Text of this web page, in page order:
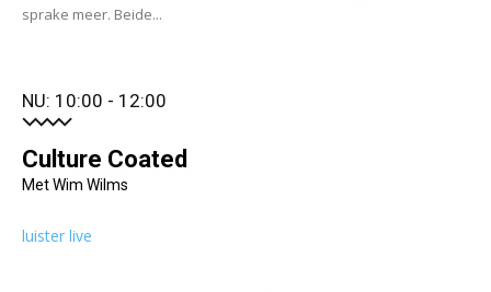
sprake meer. Beide...
NU: 10:00 - 12:00
Culture Coated
Met Wim Wilms
luister live